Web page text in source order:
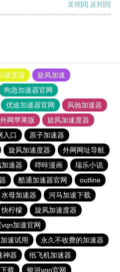
支持[0] 反对[0]
速度器
旋风加速
狗急加速器官网
优途加速器官网
风驰加速器
网苹果版
旋风加速度器
入口
原子加速器
旋风加速度器
外网网址导航
速器 哔咔漫画
瑞乐小说
酷通加速器官网
outline
水母加速器
河马加速下载
快柠檬
旋风加速度器
加速官网
速试用
永久不收费的加速器
神器
纸飞机加速器
载 银河vqn官网